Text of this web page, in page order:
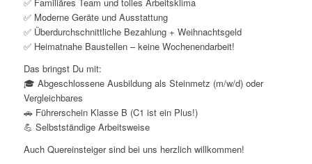
✅ Moderne Geräte und Ausstattung
✅ Überdurchschnittliche Bezahlung + Weihnachtsgeld
✅ Heimatnahe Baustellen – keine Wochenendarbeit!
Das bringst Du mit:
🎓 Abgeschlossene Ausbildung als Steinmetz (m/w/d) oder
Vergleichbares
🚗 Führerschein Klasse B (C1 ist ein Plus!)
💪 Selbstständige Arbeitsweise
Auch Quereinsteiger sind bei uns herzlich willkommen!